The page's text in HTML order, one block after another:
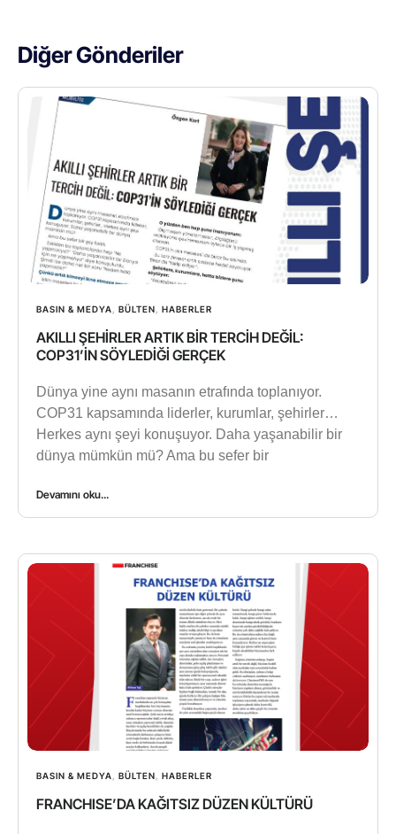
Diğer Gönderiler
BASIN & MEDYA BÜLTEN HABERLER
AKILLI ŞEHİRLER ARTIK BİR TERCİH DEĞİL:
COP31’İN SÖYLEDİĞİ GERÇEK
Dünya yine aynı masanın etrafında toplanıyor.
COP31 kapsamında liderler, kurumlar, şehirler…
Herkes aynı şeyi konuşuyor. Daha yaşanabilir bir
dünya mümkün mü? Ama bu sefer bir
Devamını oku...
BASIN & MEDYA BÜLTEN HABERLER
FRANCHISE’DA KAĞITSIZ DÜZEN KÜLTÜRÜ